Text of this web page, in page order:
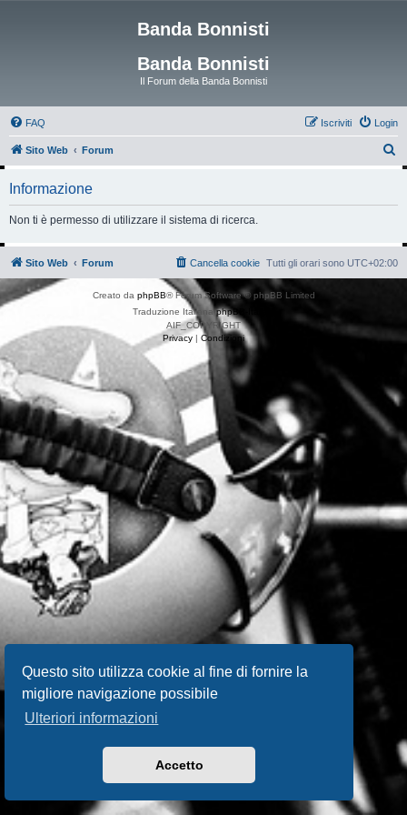
Questo sito utilizza cookie al fine di fornire la
migliore navigazione possibile
Ulteriori informazioni
Accetto
Banda Bonnisti
Banda Bonnisti
Il Forum della Banda Bonnisti
FAQ Login
Iscriviti
Sito Web Forum
Informazione
Non ti è permesso di utilizzare il sistema di ricerca.
Sito Web Forum Tutti gli orari sono UTC+02:00
Cancella cookie
Creato da phpBB® Forum Software © phpBB Limited
Traduzione ItalianaphpBB-Italia.it
AIF_COPYRIGHT
Privacy | Condizioni